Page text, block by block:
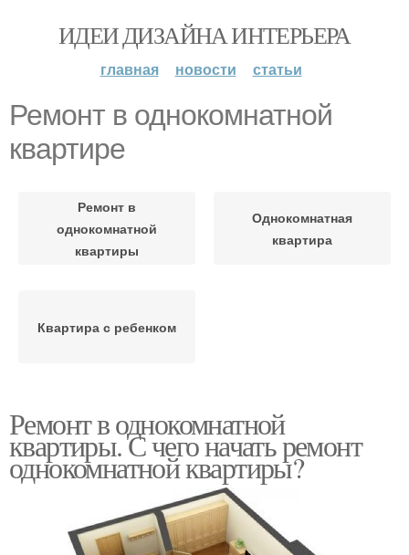
ИДЕИ ДИЗАЙНА ИНТЕРЬЕРА
главная новости статьи
Ремонт в однокомнатной
квартире
Ремонт в
однокомнатной
квартиры
Однокомнатная
квартира
Квартира с ребенком
Ремонт в однокомнатной
квартиры. С чего начать ремонт
однокомнатной квартиры?